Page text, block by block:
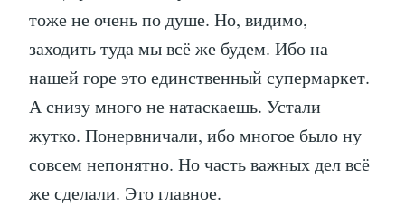
тоже не очень по душе. Но, видимо,
заходить туда мы всё же будем. Ибо на
нашей горе это единственный супермаркет.
А снизу много не натаскаешь. Устали
жутко. Понервничали, ибо многое было ну
совсем непонятно. Но часть важных дел всё
же сделали. Это главное.